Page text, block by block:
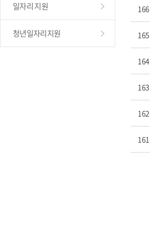
일자리 지원
청년일자리지원
166
165
164
163
162
161